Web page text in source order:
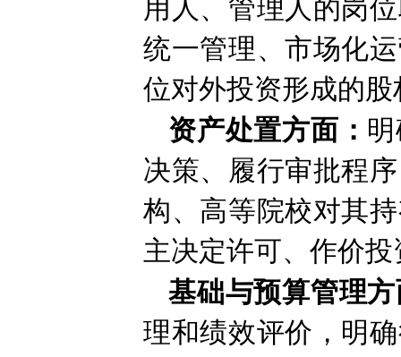
用人、管理人的岗
统一管理、市场化
位对外投资形成的
资产处置方面：
决策、履行审批程
构、高等院校对其
主决定许可、作价
基础与预算管理
理和绩效评价，明